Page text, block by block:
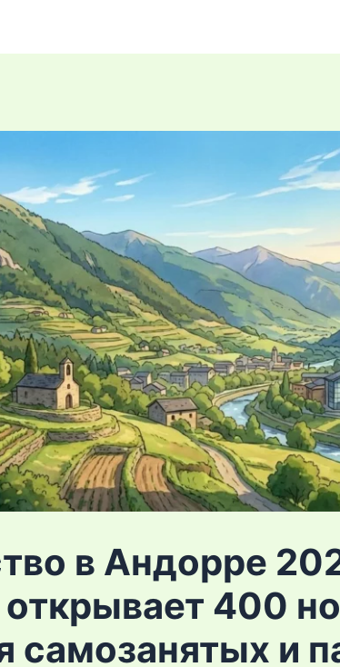
в Андорре
400
самозанятых и